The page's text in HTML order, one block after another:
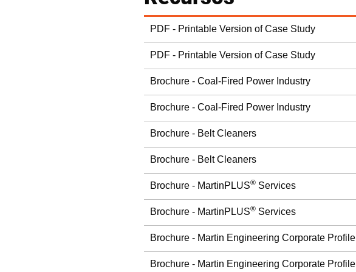
PDF - Printable Version of Case Study
PDF - Printable Version of Case Study
Brochure - Coal-Fired Power Industry
Brochure - Coal-Fired Power Industry
Brochure - Belt Cleaners
Brochure - Belt Cleaners
Brochure - MartinPLUS® Services
Brochure - MartinPLUS® Services
Brochure - Martin Engineering Corporate Profile
Brochure - Martin Engineering Corporate Profile